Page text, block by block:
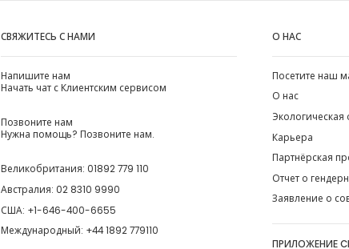
СВЯЖИТЕСЬ С НАМИ
Напишите нам
Начать чат с Клиентским сервисом
Позвоните нам
Нужна помощь? Позвоните нам.
Великобритания: 01892 779 110
Австралия: 02 8310 9990
США: +1-646-400-6655
Международный: +44 1892 779110
О НАС
Посетите наш
О нас
Экологическая
Карьера
Партнёрская
Отчет о
Заявление о
ПРИЛОЖЕНИЕ